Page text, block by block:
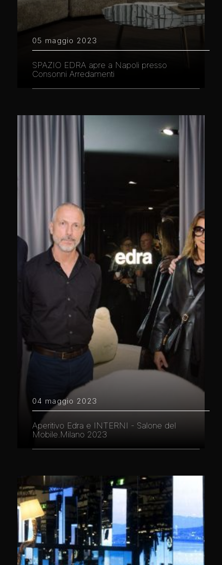
05 maggio 2023
SPAZIO EDRA apre a Napoli presso
Consonni Arredamenti
04 maggio 2023
Aperitivo Edra e INTERNI - Salone del
Mobile.Milano 2023